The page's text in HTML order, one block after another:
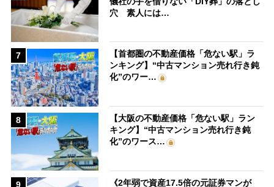
穴 素人には…
7
【首都圏の不動産価格「危ない駅」ラ
ンキング】“中古マンション売れ行き鈍
化”のワー…
8
【大阪の不動産価格「危ない駅」ラン
キング】“中古マンション売れ行き鈍
化”のワース…
9
《2年弱で資産17.5倍の元証券マンが